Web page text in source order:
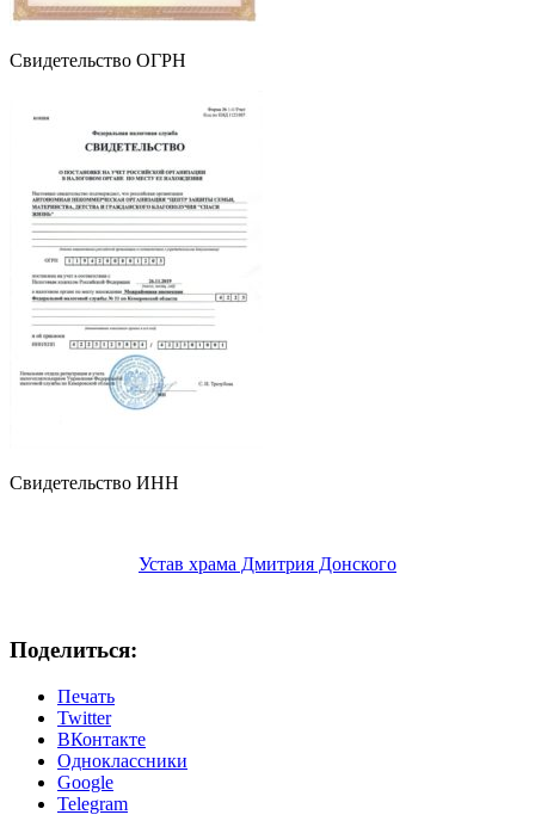
Свидетельство ОГРН
Свидетельство ИНН
Устав храма Дмитрия Донского
Поделиться:
Печать
Twitter
ВКонтакте
Одноклассники
Google
Telegram